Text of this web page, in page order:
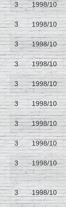
3 1998/10
3 1998/10
3 1998/10
3 1998/10
3 1998/10
3 1998/10
3 1998/10
3 1998/10
3 1998/10
3 1998/10